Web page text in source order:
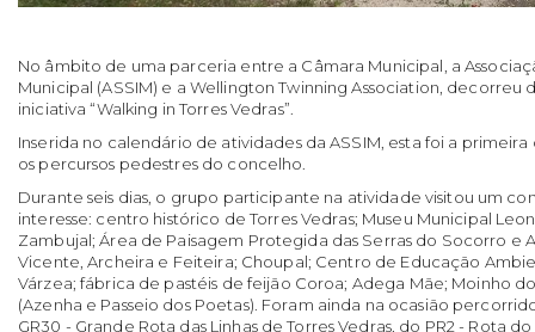
No âmbito de uma parceria entre a Câmara Municipal, a
Municipal (ASSIM) e a Wellington Twinning Association, decorreu
iniciativa “Walking in Torres Vedras”.
Inserida no calendário de atividades da ASSIM, esta foi a
os percursos pedestres do concelho.
Durante seis dias, o grupo participante na atividade visitou um
interesse: centro histórico de Torres Vedras; Museu Municipal
Zambujal; Área de Paisagem Protegida das Serras do Socorro e
Vicente, Archeira e Feiteira; Choupal; Centro de Educação
Várzea; fábrica de pastéis de feijão Coroa; Adega Mãe; Moinho
(Azenha e Passeio dos Poetas). Foram ainda na ocasião
GR30 - Grande Rota das Linhas de Torres Vedras, do PR2 - Rota